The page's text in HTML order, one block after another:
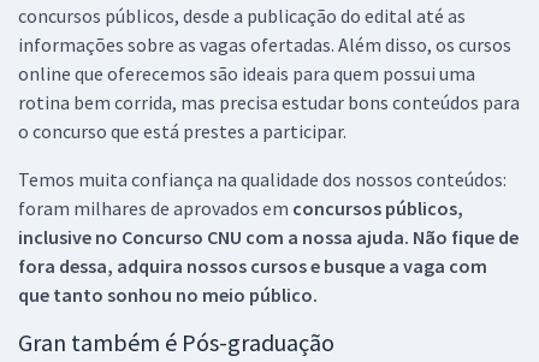
concursos públicos, desde a publicação do edital até as
informações sobre as vagas ofertadas. Além disso, os cursos
online que oferecemos são ideais para quem possui uma
rotina bem corrida, mas precisa estudar bons conteúdos para
o concurso que está prestes a participar.
Temos muita confiança na qualidade dos nossos conteúdos:
foram milhares de aprovados em concursos públicos,
inclusive no Concurso CNU com a nossa ajuda. Não fique de
fora dessa, adquira nossos cursos e busque a vaga com
que tanto sonhou no meio público.
Gran também é Pós-graduação